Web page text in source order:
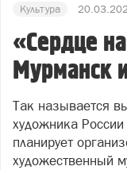
Культура
«Сердце
Мурманск
Так называется
художника
планирует
художественный